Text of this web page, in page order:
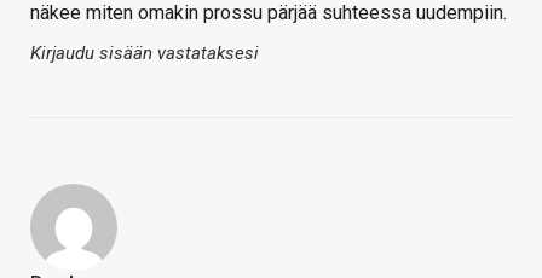
näkee miten omakin prossu pärjää suhteessa uudempiin.
Kirjaudu sisään vastataksesi